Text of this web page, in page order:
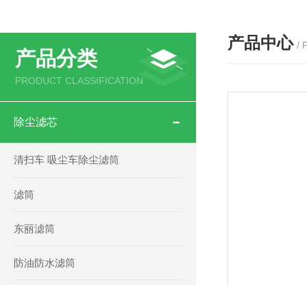
产品分类
PRODUCT CLASSIFICATION
除尘滤芯
清扫车 吸尘车除尘滤筒
滤筒
东丽滤筒
防油防水滤筒
产品中心 /